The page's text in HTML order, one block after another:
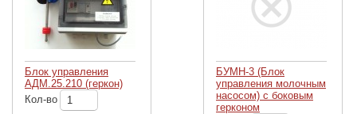
Блок управления
АДМ.25.210 (геркон)
Кол-во
БУМН-3 (Блок
управления молочным
насосом) с боковым
герконом